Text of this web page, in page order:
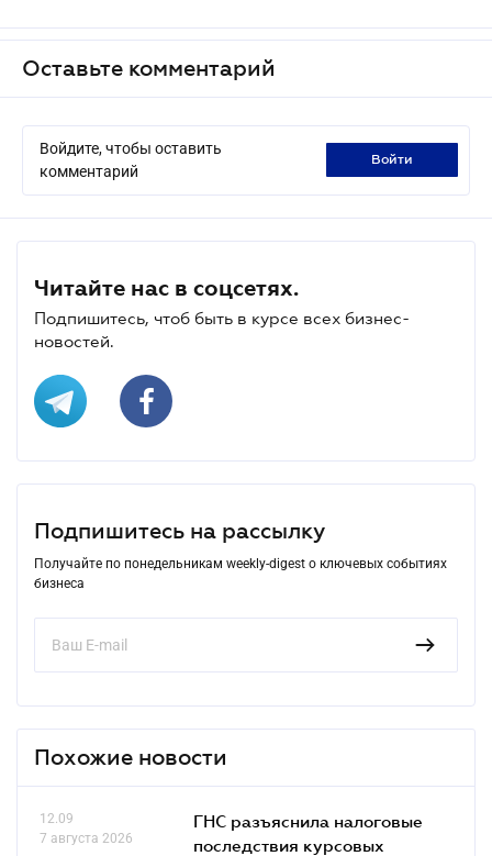
Оставьте комментарий
Войдите, чтобы оставить
комментарий
войти
Читайте нас в соцсетях.
Подпишитесь, чтоб быть в курсе всех бизнес-
новостей.
Подпишитесь на рассылку
Получайте по понедельникам weekly-digest о ключевых событиях
бизнеса
Похожие новости
12.09
7 августа 2026
ГНС разъяснила налоговые
последствия курсовых